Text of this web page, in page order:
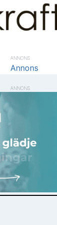
ANNONS
ANNONS